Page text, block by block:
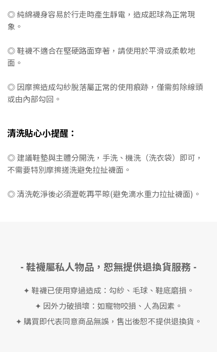
◎ 純綿襪身容易於行走時產生靜電，造成起球為正常現
象。
◎ 鞋襪不適合在堅硬路面穿著，請使用於平滑或柔軟地
面。
◎ 因摩擦造成勾紗脫落屬正常的使用痕跡，僅需剪除線頭
或由內部勾回。
清洗貼心小提醒：
◎ 建議鞋墊與主體分開洗，手洗、機洗（洗衣袋）即可，
不需要特別摩擦搓洗避免拉扯襪面。
◎ 清洗乾淨後必須瀝乾再平晾(避免滴水重力拉扯襪面)。
- 鞋襪屬私人物品，恕無提供退換貨服務 -
✦ 鞋襪已使用穿過造成：勾紗、毛球、鞋底磨損。
✦ 因外力破損壞：如寵物咬損、人為因素。
✦ 購買即代表同意商品無誤，售出後恕不提供退換貨。